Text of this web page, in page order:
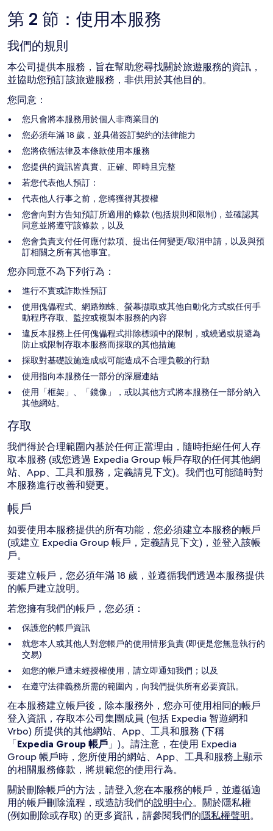
第 2 節：使用本服務
我們的規則
本公司提供本服務，旨在幫助您尋找關於旅遊服務的資訊，
並協助您預訂該旅遊服務，非供用於其他目的。
您同意：
您只會將本服務用於個人非商業目的
您必須年滿 18 歲，並具備簽訂契約的法律能力
您將依循法律及本條款使用本服務
您提供的資訊皆真實、正確、即時且完整
若您代表他人預訂：
代表他人行事之前，您將獲得其授權
您會向對方告知預訂所適用的條款 (包括規則和限制)，並確認其
同意並將遵守該條款，以及
您會負責支付任何應付款項、提出任何變更/取消申請，以及與預
訂相關之所有其他事宜。
您亦同意不為下列行為：
進行不實或詐欺性預訂
使用傀儡程式、網路蜘蛛、螢幕擷取或其他自動化方式或任何手
動程序存取、監控或複製本服務的內容
違反本服務上任何傀儡程式排除標頭中的限制，或繞過或規避為
防止或限制存取本服務而採取的其他措施
採取對基礎設施造成或可能造成不合理負載的行動
使用指向本服務任一部分的深層連結
使用「框架」、「鏡像」，或以其他方式將本服務任一部分納入
其他網站。
存取
我們得於合理範圍內基於任何正當理由，隨時拒絕任何人存
取本服務 (或您透過 Expedia Group 帳戶存取的任何其他網
站、App、工具和服務，定義請見下文)。我們也可能隨時對
本服務進行改善和變更。
帳戶
如要使用本服務提供的所有功能，您必須建立本服務的帳戶
(或建立 Expedia Group 帳戶，定義請見下文)，並登入該帳
戶。
要建立帳戶，您必須年滿 18 歲，並遵循我們透過本服務提供
的帳戶建立說明。
若您擁有我們的帳戶，您必須：
保護您的帳戶資訊
就您本人或其他人對您帳戶的使用情形負責 (即便是您無意執行的
交易)
如您的帳戶遭未經授權使用，請立即通知我們；以及
在遵守法律義務所需的範圍內，向我們提供所有必要資訊。
在本服務建立帳戶後，除本服務外，您亦可使用相同的帳戶
登入資訊，存取本公司集團成員 (包括 Expedia 智遊網和
Vrbo) 所提供的其他網站、App、工具和服務 (下稱
「Expedia Group 帳戶 」)。請注意，在使用 Expedia
Group 帳戶時，您所使用的網站、App、工具和服務上顯示
的相關服務條款，將規範您的使用行為。
關於刪除帳戶的方法，請登入您在本服務的帳戶，並遵循適
用的帳戶刪除流程，或造訪我們的說明中心。關於隱私權
(例如刪除或存取) 的更多資訊，請參閱我們的隱私權聲明。